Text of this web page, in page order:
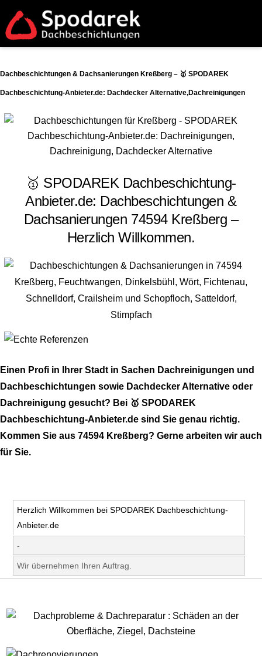
Dachbeschichtungen & Dachsanierungen Kreßberg – 🥇 SPODAREK
Dachbeschichtung-Anbieter.de: Dachdecker Alternative,Dachreinigungen
🥇 SPODAREK Dachbeschichtung-
Anbieter.de: Dachbeschichtungen &
Dachsanierungen 74594 Kreßberg –
Herzlich Willkommen.
Einen Profi in Ihrer Stadt in Sachen Dachreinigungen und
Dachbeschichtungen sowie Dachdecker Alternative oder
Dachreinigung gesucht? Bei 🥇 SPODAREK
Dachbeschichtung-Anbieter.de sind Sie genau richtig.
Kommen Sie aus 74594 Kreßberg? Gerne arbeiten wir auch
für Sie.
Herzlich Willkommen bei SPODAREK Dachbeschichtung-
Anbieter.de
-
Wir übernehmen Ihren Auftrag.